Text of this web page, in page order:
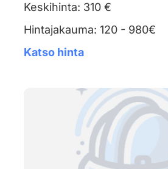
Keskihinta: 310 €
Hintajakauma: 120 - 980€
Katso hinta